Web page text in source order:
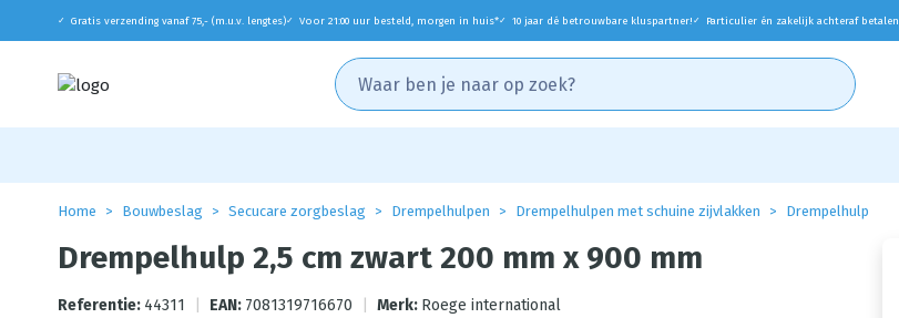
✓ Gratis verzending vanaf 75,- (m.u.v. lengtes)✓ Voor 21:00 uur besteld, morgen in huis*✓ 10 jaar dé betrouwbare kluspartner! ✓ Particulier én zakelijk achteraf betalen
Home Bouwbeslag Secucare zorgbeslag Drempelhulpen Drempelhulpen met schuine zijvlakken Drempelhulp
Drempelhulp 2,5 cm zwart 200 mm x 900 mm
Referentie: 44311 EAN: 7081319716670 Merk: Roege international